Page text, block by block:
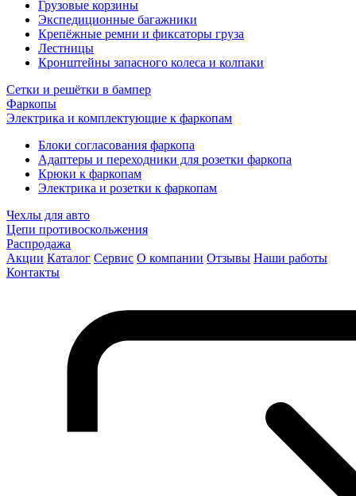
Грузовые корзины
Экспедиционные багажники
Крепёжные ремни и фиксаторы груза
Лестницы
Кронштейны запасного колеса и колпаки
Сетки и решётки в бампер
Фаркопы
Электрика и комплектующие к фаркопам
Блоки согласования фаркопа
Адаптеры и переходники для розетки фаркопа
Крюки к фаркопам
Электрика и розетки к фаркопам
Чехлы для авто
Цепи противоскольжения
Распродажа
Акции Каталог Сервис О компании Отзывы Наши работы
Контакты